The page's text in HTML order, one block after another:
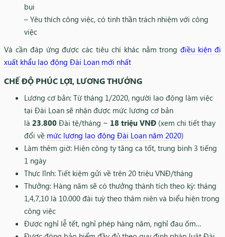
bụi
– Yêu thích công việc, có tinh thần trách nhiệm với công
việc
Và cần đáp ứng được các tiêu chí khác nằm trongđiều kiện đi
xuất khẩu lao động Đài Loan mới nhất
CHẾ ĐỘ PHÚC LỢI, LƯƠNG THƯỞNG
Lương cơ bản: Từ tháng 1/2020, người lao động làm việc
tại Đài Loan sẽ nhận được mức lương cơ bản
là 23.800 Đài tệ/tháng ~ 18 triệu VNĐ (xem chi tiết thay
đổi về mức lương lao động Đài Loan năm 2020)
Làm thêm giờ: Hiện công ty tăng ca tốt, trung bình 3 tiếng
1 ngày
Thực lĩnh: Tiết kiệm gửi về trên 20 triệu VNĐ/tháng
Thưởng: Hàng năm sẽ có thưởng thành tích theo kỳ: tháng
1,4,7,10 là 10.000 đài tuỳ theo thâm niên và biểu hiện trong
công việc
Được nghỉ lễ tết, nghỉ phép hàng năm, nghỉ đau ốm…